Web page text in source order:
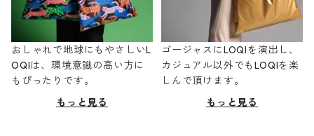
おしゃれで地球にもやさしいL
OQIは、環境意識の高い方に
もぴったりです。
もっと見る
ゴージャスにLOQIを演出し、
カジュアル以外でもLOQIを楽
しんで頂けます。
もっと見る